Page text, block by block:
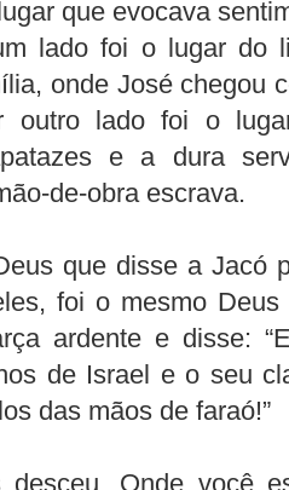
que evocava
lado foi o lugar do
onde José chegou
outro lado foi o
e a dura
de-obra escrava.
que disse a Jacó
foi o mesmo
ardente e disse:
de Israel e o seu
das mãos de faraó!”
desceu. Onde você